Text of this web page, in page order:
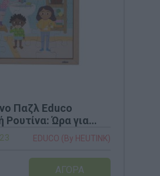
Παζλ Educo
Ρουτίνα: Ώρα για
EDUCO (By HEUTINK)